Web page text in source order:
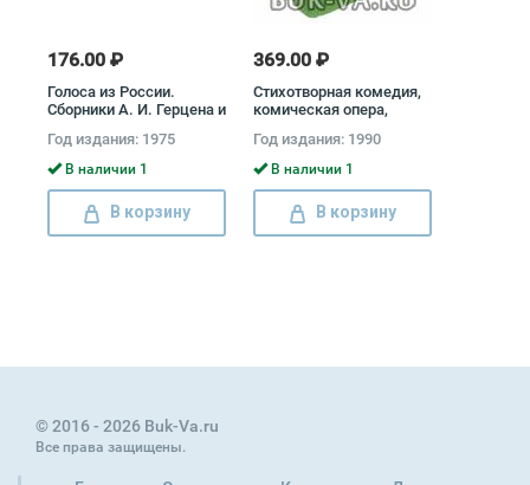
176.00 ₽
Голоса из России.
Сборники А. И. Герцена и
из 4 книг) Александр
Герцен, Николай Огарев
Год издания: 1975
В наличии 1
В корзину
369.00 ₽
Стихотворная комедия,
комическая опера,
начала XIX века
(комплект из 2 книг)
Иван Крылов, Михаил
Загоскин, Денис
Фонвизин, Александр
Аблесимов, Михаил
Год издания: 1990
В наличии 1
В корзину
© 2016 - 2026 Buk-Va.ru
Все права защищены.